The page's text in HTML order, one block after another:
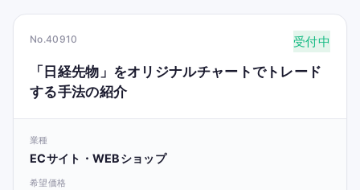
No.40910 受付中
「日経先物」をオリジナルチャートでトレード
する手法の紹介
業種
ECサイト・WEBショップ
希望価格